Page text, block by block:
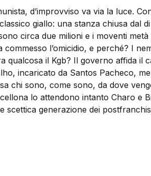
d’improvviso va via la luce.
giallo: una stanza chiusa dal
circa due milioni e i moventi
l’omicidio, e perché? I
qualcosa il Kgb? Il governo affida
incaricato da Santos Pacheco,
chi sono, come sono, da dove
lo attendono intanto Charo
scettica generazione dei